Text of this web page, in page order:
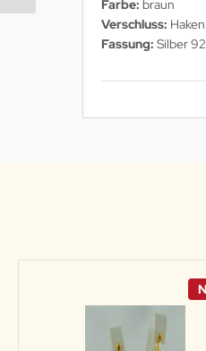
Farbe: braun
Verschluss: Haken
Fassung: Silber